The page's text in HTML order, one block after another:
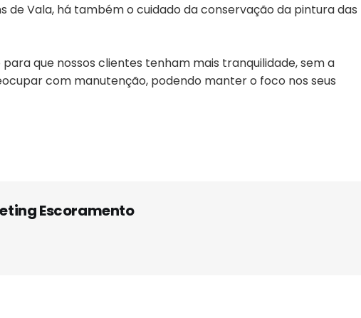
de Vala, há também o cuidado da conservação da pintura das
para que nossos clientes tenham mais tranquilidade, sem a
com manutenção, podendo manter o foco nos seus
Escoramento